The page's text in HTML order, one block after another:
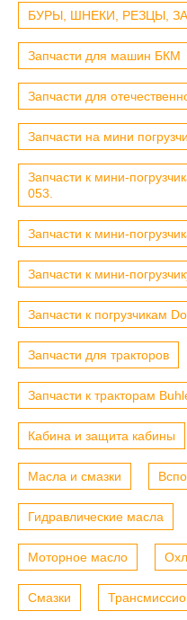
БУРЫ, ШНЕКИ, РЕЗЦЫ,
Запчасти для машин БКМ
Запчасти для
Запчасти на мини
Запчасти к мини-
053.
Запчасти к мини-
Запчасти к мини-
Запчасти к погрузчикам
Запчасти для тракторов
Запчасти к тракторам
Кабина и защита кабины
Масла и смазки
Гидравлические масла
Моторное масло
Смазки